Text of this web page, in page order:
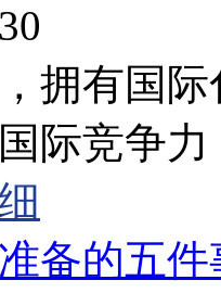
拥有国
际竞争
备的五件